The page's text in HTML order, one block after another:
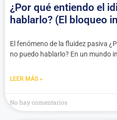
¿Por qué entiendo el
hablarlo? (El bloqueo
El fenómeno de la fluidez pasiva
no puedo hablarlo? En un mundo
LEER MÁS »
No hay comentarios